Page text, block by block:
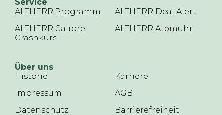
Service
ALTHERR Programm
ALTHERR Deal Alert
ALTHERR Calibre
Crashkurs
ALTHERR Atomuhr
Über uns
Historie
Karriere
Impressum
AGB
Datenschutz
Barrierefreiheit